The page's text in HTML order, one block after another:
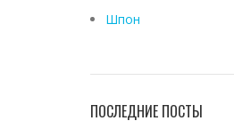
Шпон
ПОСЛЕДНИЕ ПОСТЫ